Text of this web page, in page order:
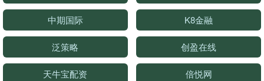
中期国际 K8金融
泛策略 创盈在线
天牛宝配资 倍悦网